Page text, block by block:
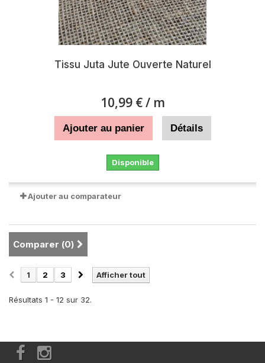
Tissu Juta Jute Ouverte Naturel
10,99 €/ m
Ajouter au panier Détails
Disponible
Ajouter au comparateur
Comparer (0)
Afficher tout
1 2 3
Résultats 1 - 12 sur 32.